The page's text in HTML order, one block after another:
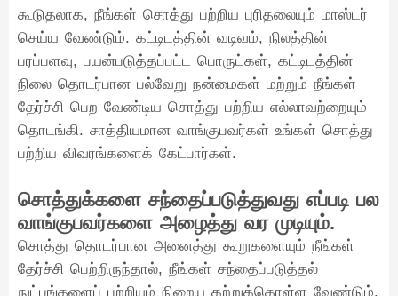
கூடுதலாக, நீங்கள் சொத்து பற்றிய புரிதலையும் மாஸ்டர்
செய்ய வேண்டும். கட்டிடத்தின் வடிவம், நிலத்தின்
பரப்பளவு, பயன்படுத்தப்பட்ட பொருட்கள், கட்டிடத்தின்
நிலை தொடர்பான பல்வேறு நன்மைகள் மற்றும் நீங்கள்
தேர்ச்சி பெற வேண்டிய சொத்து பற்றிய எல்லாவற்றையும்
தொடங்கி. சாத்தியமான வாங்குபவர்கள் உங்கள் சொத்து
பற்றிய விவரங்களைக் கேட்பார்கள்.
சொத்துக்களை சந்தைப்படுத்துவது எப்படி பல
வாங்குபவர்களை அழைத்து வர முடியும்.
சொத்து தொடர்பான அனைத்து கூறுகளையும் நீங்கள்
தேர்ச்சி பெற்றிருந்தால், நீங்கள் சந்தைப்படுத்தல்
நுட்பங்களைப் பற்றியும் நிறைய கற்றுக்கொள்ள வேண்டும்.